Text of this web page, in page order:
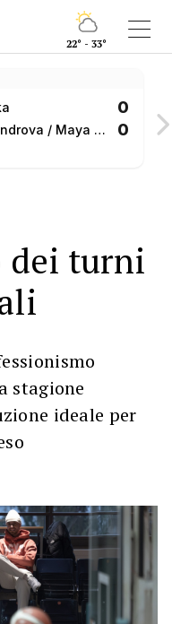
22° - 33°
0
/ Maya
0
dei turni
stagione
ideale per